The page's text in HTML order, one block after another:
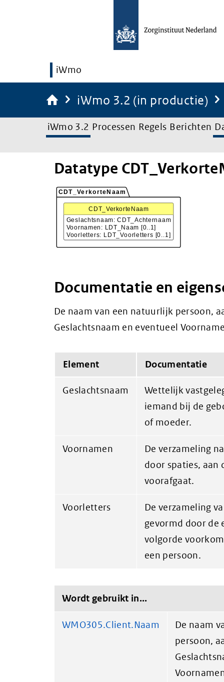
iWmo
iWmo 3.2 (in productie)
iWmo 3.2 Processen Regels Berichten
Datatype
Documentatie en
De naam van een natuurlijk persoon,
Geslachtsnaam en eventueel
Element Documentatie
Geslachtsnaam
Wettelijk
iemand bij de
of moeder.
Voornamen
De verzameling
door spaties, aan
voorafgaat.
Voorletters
De verzameling
gevormd door de
volgorde
een persoon.
Wordt gebruikt in...
WMO305.Client.Naam
De naam
persoon,